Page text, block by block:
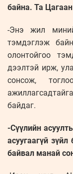
байна. Та
-Энэ жил
тэмдэглэж
олонтойгоо
дээлтэй ирж,
сонсож,
байдаг.
-Сүүлийн
асуугаагүй
байвал манай